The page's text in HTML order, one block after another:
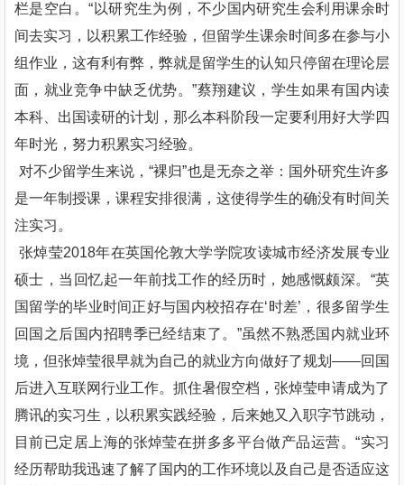
栏是空白。“以研究生为例，不少国内研究生会利用课余时
间去实习，以积累工作经验，但留学生课余时间多在参与小
组作业，这有利有弊，弊就是留学生的认知只停留在理论层
面，就业竞争中缺乏优势。”蔡翔建议，学生如果有国内读
本科、出国读研的计划，那么本科阶段一定要利用好大学四
年时光，努力积累实习经验。
对不少留学生来说，“裸归”也是无奈之举：国外研究生许多
是一年制授课，课程安排很满，这使得学生的确没有时间关
注实习。
张焯莹2018年在英国伦敦大学学院攻读城市经济发展专业
硕士，当回忆起一年前找工作的经历时，她感慨颇深。“英
国留学的毕业时间正好与国内校招存在‘时差’，很多留学生
回国之后国内招聘季已经结束了。”虽然不熟悉国内就业环
境，但张焯莹很早就为自己的就业方向做好了规划——回国
后进入互联网行业工作。抓住暑假空档，张焯莹申请成为了
腾讯的实习生，以积累实践经验，后来她又入职字节跳动，
目前已定居上海的张焯莹在拼多多平台做产品运营。“实习
经历帮助我迅速了解了国内的工作环境以及自己是否适应这